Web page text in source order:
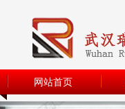
网站首页